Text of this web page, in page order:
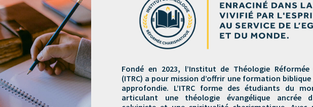
Fondé en 2023, l’Institut de Théologie Réformée
(ITRC) a pour mission d’offrir une formation
approfondie. L’ITRC forme des étudiants du
articulant une théologie évangélique ancrée